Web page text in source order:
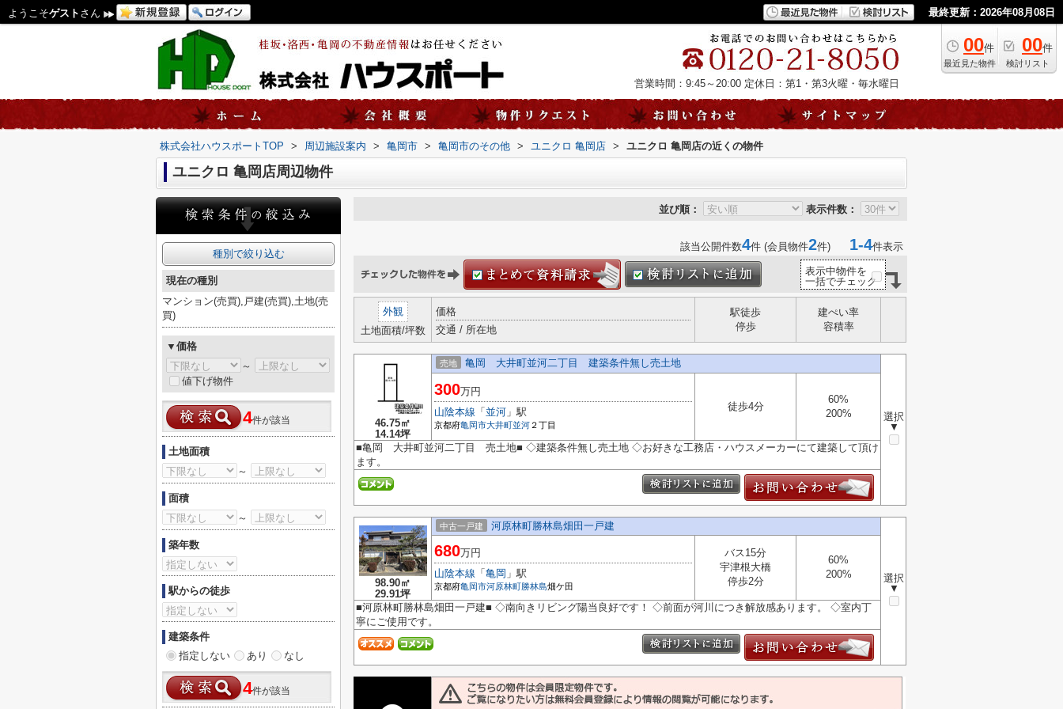
ようこそゲスト さん 最終更新：2026年08月08日
00件
最近見た物件
00件
検討リスト
営業時間：9:45～20:00 定休日：第1・第3火曜・毎水曜日
株式会社ハウスポートTOP > 周辺施設案内 > 亀岡市 > 亀岡市のその他 > ユニクロ 亀岡店 > ユニクロ 亀岡店の近くの物件
ユニクロ 亀岡店周辺物件
並び順： 表示件数：
該当公開件数4件 (会員物件2件) 1-4件表示
表示中物件を
一括でチェック
外観
土地面積/坪数
価格
交通 / 所在地
駅徒歩
停歩
建ぺい率
容積率
46.75㎡
14.14坪
売地 亀岡 大井町並河二丁目 建築条件無し売土地
選択
▼
300万円
山陰本線 「 並河 」駅
京都府亀岡市大井町並河 ２丁目
徒歩4分
60%
200%
■亀岡 大井町並河二丁目 売土地■ ◇建築条件無し売土地 ◇お好きな工務店・ハウスメーカーにて建築して頂け
ます。
98.90㎡
29.91坪
中古一戸建 河原林町勝林島畑田一戸建
選択
▼
680万円
山陰本線 「 亀岡 」駅
京都府亀岡市河原林町勝林島畑ケ田
バス15分
宇津根大橋
停歩2分
60%
200%
■河原林町勝林島畑田一戸建■ ◇南向きリビング陽当良好です！ ◇前面が河川につき解放感あります。 ◇室内丁
寧にご使用です。
種別で絞り込む
現在の種別
マンション(売買),戸建(売買),土地(売
買)
▼価格
～
値下げ物件
4件が該当
土地面積
～
面積
～
築年数
駅からの徒歩
建築条件
指定しない
あり なし
4件が該当